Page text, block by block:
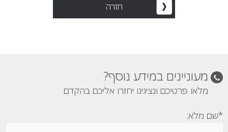
חזרה
מעוניינים במידע נוסף?
מלאו פרטיכם ונציגינו יחזרו אליכם בהקדם
*שם מלא: